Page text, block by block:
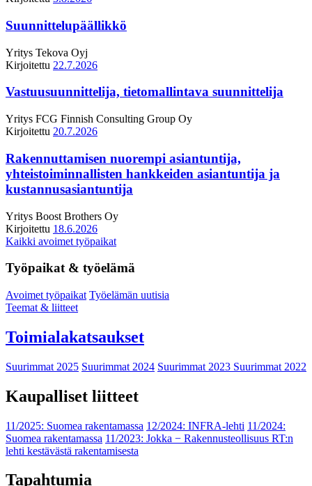
Suunnittelupäällikkö
Yritys Tekova Oyj
Kirjoitettu 22.7.2026
Vastuusuunnittelija, tietomallintava suunnittelija
Yritys FCG Finnish Consulting Group Oy
Kirjoitettu 20.7.2026
Rakennuttamisen nuorempi asiantuntija,
yhteistoiminnallisten hankkeiden asiantuntija ja
kustannusasiantuntija
Yritys Boost Brothers Oy
Kirjoitettu 18.6.2026
Kaikki avoimet työpaikat
Työpaikat & työelämä
Avoimet työpaikat Työelämän uutisia
Teemat & liitteet
Toimialakatsaukset
Suurimmat 2025 Suurimmat 2024 Suurimmat 2023 Suurimmat 2022
Kaupalliset liitteet
11/2025: Suomea rakentamassa 12/2024: INFRA-lehti 11/2024:
Suomea rakentamassa 11/2023: Jokka − Rakennusteollisuus RT:n
lehti kestävästä rakentamisesta
Tapahtumia